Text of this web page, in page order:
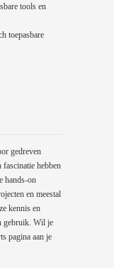
tools en
toepasbare
gedreven
hebben
hands-on
en meestal
kennis en
gebruik. Wil je
pagina aan je